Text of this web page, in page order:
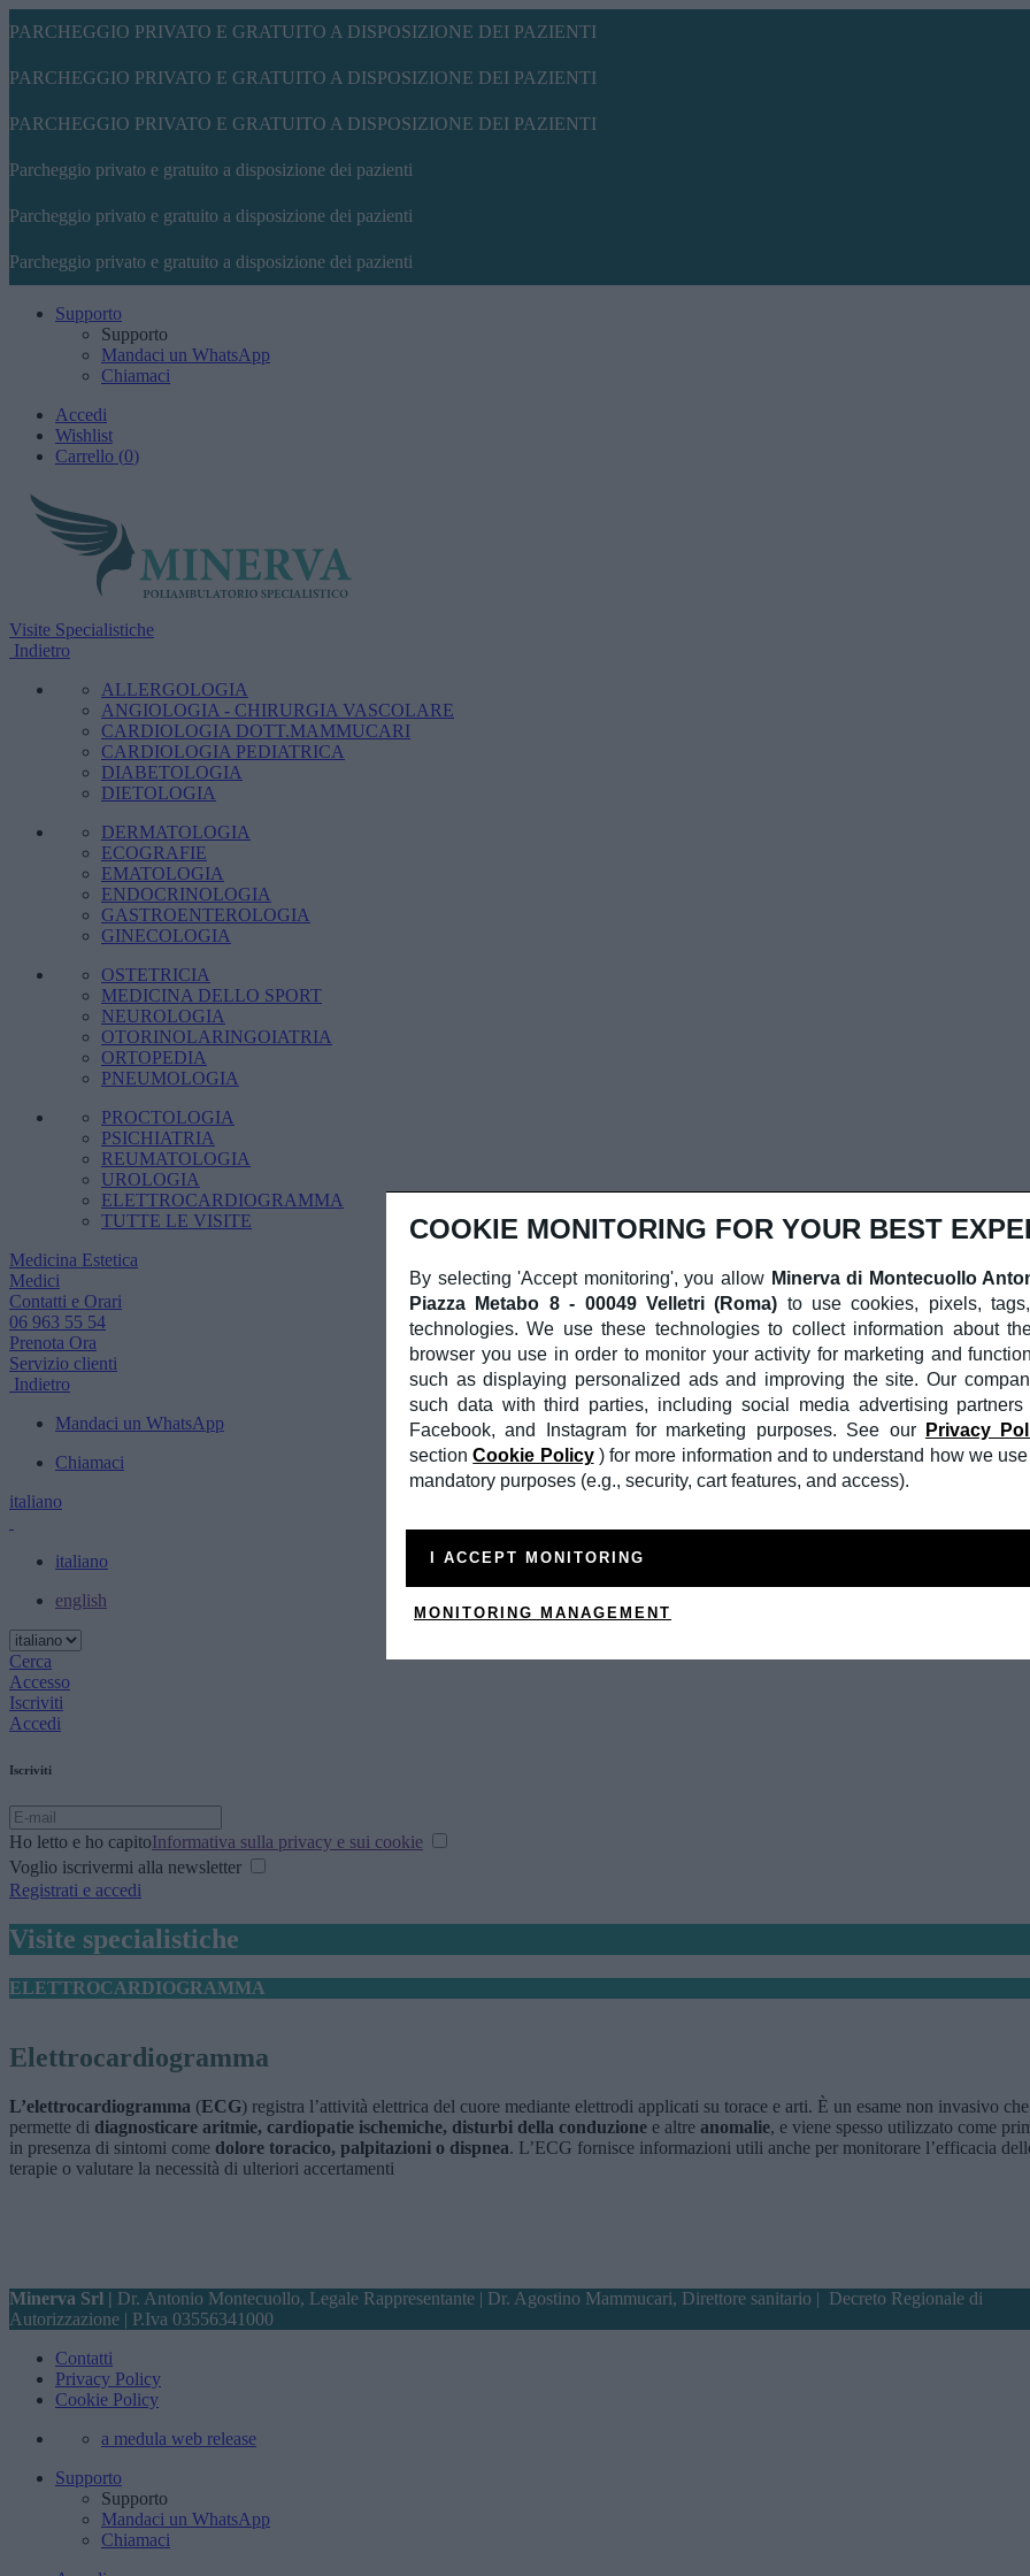
PARCHEGGIO PRIVATO E GRATUITO A DISPOSIZIONE DEI PAZIENTI
PARCHEGGIO PRIVATO E GRATUITO A DISPOSIZIONE DEI PAZIENTI
PARCHEGGIO PRIVATO E GRATUITO A DISPOSIZIONE DEI PAZIENTI
Parcheggio privato e gratuito a disposizione dei pazienti
Parcheggio privato e gratuito a disposizione dei pazienti
Parcheggio privato e gratuito a disposizione dei pazienti
Supporto
Supporto
Mandaci un WhatsApp
Chiamaci
Accedi
Wishlist
Carrello (0)
Visite Specialistiche
Indietro
ALLERGOLOGIA
ANGIOLOGIA - CHIRURGIA VASCOLARE
CARDIOLOGIA DOTT.MAMMUCARI
CARDIOLOGIA PEDIATRICA
DIABETOLOGIA
DIETOLOGIA
DERMATOLOGIA
ECOGRAFIE
EMATOLOGIA
ENDOCRINOLOGIA
GASTROENTEROLOGIA
GINECOLOGIA
OSTETRICIA
MEDICINA DELLO SPORT
NEUROLOGIA
OTORINOLARINGOIATRIA
ORTOPEDIA
PNEUMOLOGIA
PROCTOLOGIA
PSICHIATRIA
REUMATOLOGIA
UROLOGIA
ELETTROCARDIOGRAMMA
TUTTE LE VISITE
Medicina Estetica
Medici
Contatti e Orari
06 963 55 54
Prenota Ora
Servizio clienti
Indietro
Mandaci un WhatsApp
Chiamaci
italiano
italiano
english
Cerca
Accesso
Iscriviti
Accedi
Iscriviti
Ho letto e ho capitoInformativa sulla privacy e sui cookie
Voglio iscrivermi alla newsletter
Registrati e accedi
Visite specialistiche
ELETTROCARDIOGRAMMA
Elettrocardiogramma
L’elettrocardiogramma (ECG) registra l’attività elettrica del cuore mediante elettrodi applicati su torace e arti. È un esame non invasivo che
permette di diagnosticare aritmie, cardiopatie ischemiche, disturbi della conduzione e altre anomalie, e viene spesso utilizzato come
in presenza di sintomi come dolore toracico, palpitazioni o dispnea. L’ECG fornisce informazioni utili anche per monitorare l’efficacia
terapie o valutare la necessità di ulteriori accertamenti
Minerva Srl | Dr. Antonio Montecuollo, Legale Rappresentante | Dr. Agostino Mammucari, Direttore sanitario | Decreto Regionale di
Autorizzazione | P.Iva 03556341000
Contatti
Privacy Policy
Cookie Policy
a medula web release
Supporto
Supporto
Mandaci un WhatsApp
Chiamaci
COOKIE MONITORING FOR YOUR BEST
By selecting 'Accept monitoring', you allow Minerva di Montecuollo
Piazza Metabo 8 - 00049 Velletri (Roma) to use cookies, pixels,
technologies. We use these technologies to collect information about
browser you use in order to monitor your activity for marketing and
such as displaying personalized ads and improving the site. Our
such data with third parties, including social media advertising partners
Facebook, and Instagram for marketing purposes. See our
Privacy
section Cookie Policy ) for more information and to understand how we
mandatory purposes (e.g., security, cart features, and access).
I ACCEPT MONITORING
MONITORING MANAGEMENT